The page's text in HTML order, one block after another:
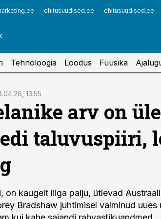
ehitusuudised.ee ehitusuudised.ee
Tehnoloogia Loodus Füüsika
13:55
arv on
taluvuspiiri,
on kaugelt liiga palju, ütlevad
Bradshaw juhtimisel valminud uues